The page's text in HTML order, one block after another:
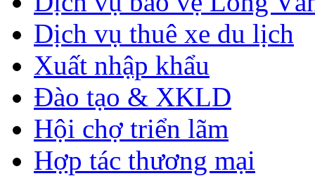
Dịch vụ thuê xe du lịch
Xuất nhập khẩu
Đào tạo & XKLD
Hội chợ triển lãm
Hợp tác thương mại